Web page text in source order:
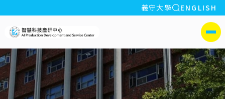
:::
義守大學 全站搜索
ENGLISH
側選單